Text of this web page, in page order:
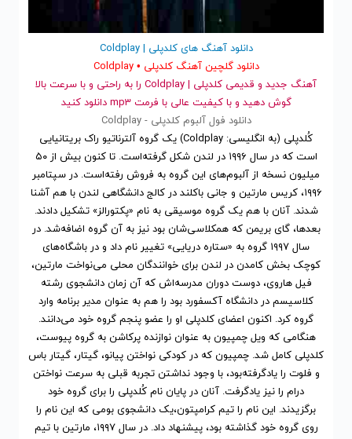
دانلود آهنگ های کلدپلی | Coldplay
دانلود گلچین آهنگ کلدپلی • Coldplay
آهنگ جدید
و قدیمی کلدپلی | Coldplay را به راحتی و با سرعت بالا
گوش دهید و با کیفیت عالی با فرمت mp3 دانلود کنید
دانلود فول آلبوم کلدپلی - Coldplay
کُلدپلی (به انگلیسی: Coldplay) یک گروه آلترناتیو راک بریتانیایی
است که در سال ۱۹۹۶ در لندن شکل گرفته‌است. تا کنون بیش از ۵۰
میلیون نسخه از آلبوم‌های این گروه به فروش رفته‌است. در سپتامبر
۱۹۹۶، کریس مارتین و جانی باکلند در کالج دانشگاهی لندن با هم آشنا
شدند. آنان با هم یک گروه موسیقی به نام «پکتورالز» تشکیل دادند.
بعدها، گای بریمن که همکلاسی‌شان بود نیز به آن گروه اضافه‌شد. در
سال ۱۹۹۷ گروه به «ستاره دریایی» تغییر نام داد و در باشگاه‌های
کوچک بخش کامدن در لندن برای خوانندگان محلی می‌نواخت مارتین،
فیل هاروی، دوست دوران مدرسه‌اش که آن زمان دانشجوی رشته
کلاسیسم در دانشگاه آکسفورد بود را هم به عنوان مدیر برنامه وارد
گروه کرد. اکنون اعضای کلدپلی او را عضو پنجم گروه خود می‌دانند.
هنگامی که ویل چمپیون به عنوان نوازنده پرکاشن به گروه پیوست،
کلدپلی کامل شد. چمپیون که در کودکی نواختن پیانو، گیتار، گیتار باس
و فلوت را یادگرفته‌بود، با وجود نداشتن تجربه قبلی به سرعت نواختن
درام را نیز یادگرفت. آنان در پایان نام کُلدپلی را برای گروه خود
برگزیدند. این نام را تیم کرامپتون،یک دانشجوی بومی که این نام را
روی گروه خود گذاشته بود، پیشنهاد داد. در سال ۱۹۹۷، مارتین با تیم